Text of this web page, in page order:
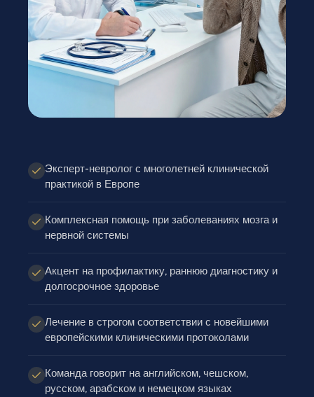
Эксперт-невролог с многолетней клинической
практикой в Европе
Комплексная помощь при заболеваниях мозга и
нервной системы
Акцент на профилактику, раннюю диагностику и
долгосрочное здоровье
Лечение в строгом соответствии с новейшими
европейскими клиническими протоколами
Команда говорит на английском, чешском,
русском, арабском и немецком языках